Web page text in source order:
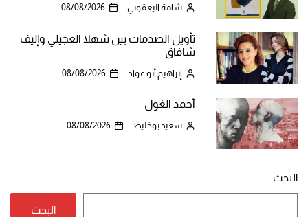
شامة اليعقوبي 08/08/2026
تأويل الصدمات بين شهلا العجيلي وإليف
شافاق
إبراهيم أبو عواد 08/08/2026
أحمد الغول
سعيد بوخليط 08/08/2026
البحث
البحث